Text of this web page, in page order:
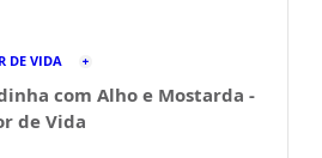
DE VIDA
com Alho e Mostarda -
de Vida